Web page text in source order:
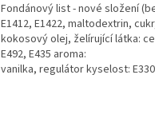
Fondánový list - nové složení
E1412, E1422, maltodextrin,
kokosový olej, želírující látka:
E492, E435 aroma:
vanilka, regulátor kyselost: